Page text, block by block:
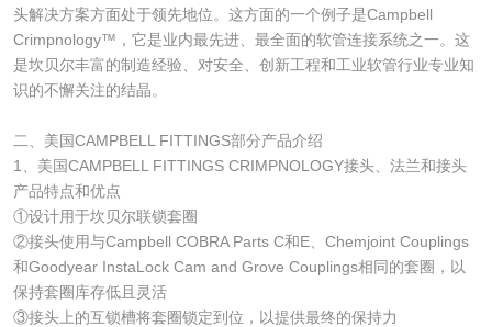
头解决方案方面处于领先地位。这方面的一个例子是Campbell
Crimpnology™，它是业内最先进、最全面的软管连接系统之一。这
是坎贝尔丰富的制造经验、对安全、创新工程和工业软管行业专业知
识的不懈关注的结晶。
二、美国CAMPBELL FITTINGS部分产品介绍
1、美国CAMPBELL FITTINGS CRIMPNOLOGY接头、法兰和接头
产品特点和优点
①设计用于坎贝尔联锁套圈
②接头使用与Campbell COBRA Parts C和E、Chemjoint Couplings
和Goodyear InstaLock Cam and Grove Couplings相同的套圈，以
保持套圈库存低且灵活
③接头上的互锁槽将套圈锁定到位，以提供最终的保持力